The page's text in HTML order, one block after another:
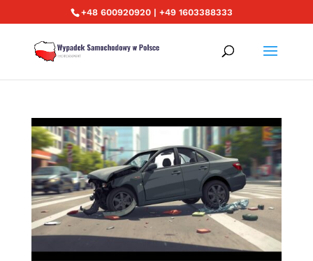
+48 600920920 | +49 1603388333